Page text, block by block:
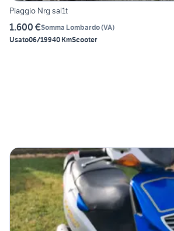
Piaggio Nrg sal1t
1.600 €Somma Lombardo(VA)
Usato06/19940 KmScooter